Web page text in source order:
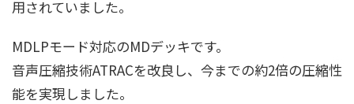
用されていました。
MDLPモード対応のMDデッキです。
音声圧縮技術ATRACを改良し、今までの約2倍の圧縮性
能を実現しました。